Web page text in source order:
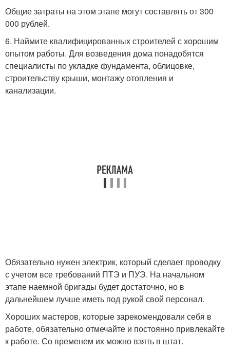
Общие затраты на этом этапе могут составлять от 300
000 рублей.
6. Наймите квалифицированных строителей с хорошим
опытом работы. Для возведения дома понадобятся
специалисты по укладке фундамента, облицовке,
строительству крыши, монтажу отопления и
канализации.
Обязательно нужен электрик, который сделает проводку
с учетом все требований ПТЭ и ПУЭ. На начальном
этапе наемной бригады будет достаточно, но в
дальнейшем лучше иметь под рукой свой персонал.
Хороших мастеров, которые зарекомендовали себя в
работе, обязательно отмечайте и постоянно привлекайте
к работе. Со временем их можно взять в штат.